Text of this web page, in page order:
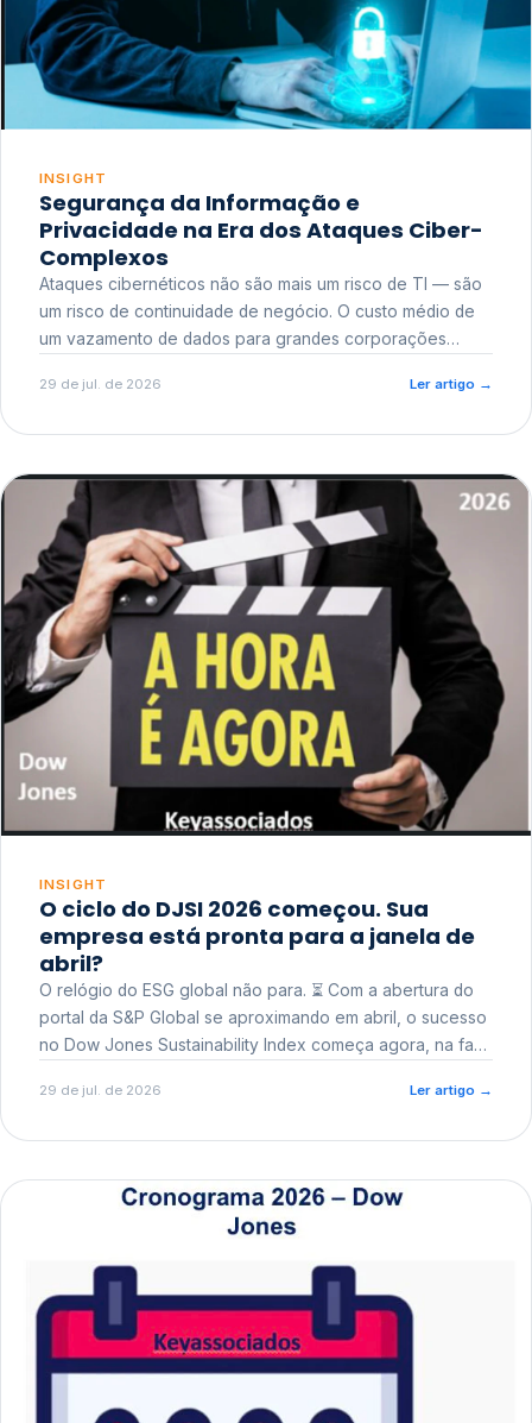
INSIGHT
Segurança da Informação e
Privacidade na Era dos Ataques Ciber-
Complexos
Ataques cibernéticos não são mais um risco de TI — são
um risco de continuidade de negócio. O custo médio de
um vazamento de dados para grandes corporações
reputacional e o risco regulatório junto a órgãos como a
29 de jul. de 2026 Ler artigo →
INSIGHT
O ciclo do DJSI 2026 começou. Sua
empresa está pronta para a janela de
abril?
O relógio do ESG global não para. ⏳ Com a abertura do
portal da S&P Global se aproximando em abril, o sucesso
no Dow Jones Sustainability Index começa agora, na fase
29 de jul. de 2026 Ler artigo →